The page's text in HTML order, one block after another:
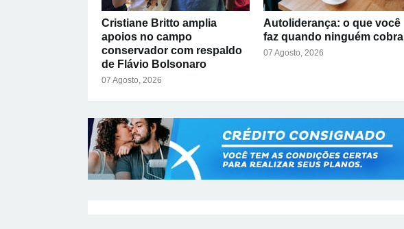
Cristiane Britto amplia
apoios no campo
conservador com respaldo
de Flávio Bolsonaro
07 Agosto, 2026
Autoliderança: o que você
faz quando ninguém cobra
07 Agosto, 2026